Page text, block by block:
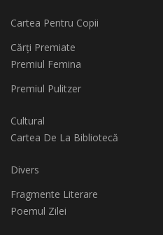
Cartea Pentru Copii
Cărți Premiate
Premiul Femina
Premiul Pulitzer
Cultural
Cartea De La Bibliotecă
Divers
Fragmente Literare
Poemul Zilei